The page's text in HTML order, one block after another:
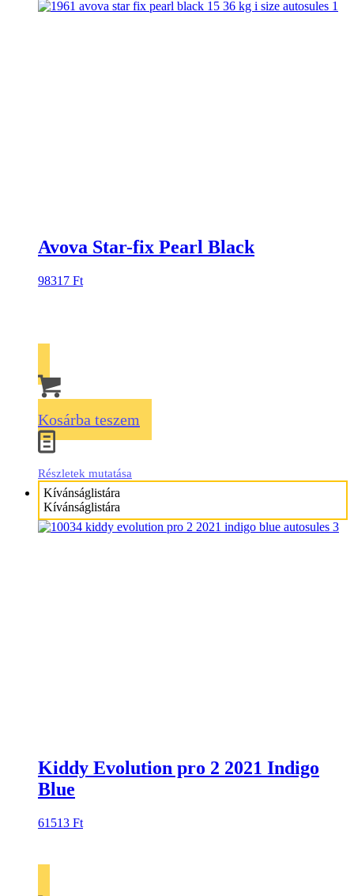
Avova Star-fix Pearl Black
98317 Ft
Kosárba teszem
Részletek mutatása
Kívánságlistára
Kívánságlistára
Kiddy Evolution pro 2 2021 Indigo
Blue
61513 Ft